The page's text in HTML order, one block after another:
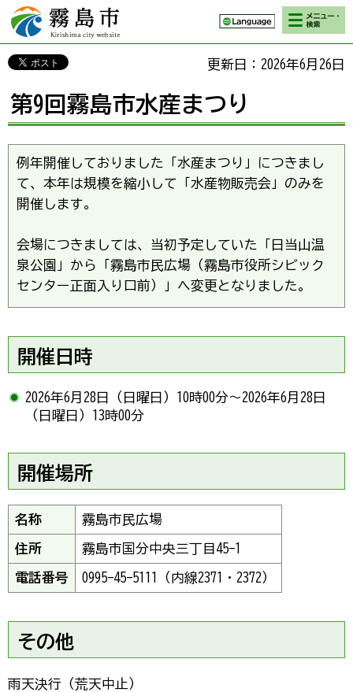
霧島市 Kirishima
city website
検索・メニ
ュー
更新日：2026年6月26日
第9回霧島市水産まつり
例年開催しておりました「水産まつり」につきまし
て、本年は規模を縮小して「水産物販売会」のみを
開催します。
会場につきましては、当初予定していた「日当山温
泉公園」から「霧島市民広場（霧島市役所シビック
センター正面入り口前）」へ変更となりました。
開催日時
2026年6月28日（日曜日）10時00分～2026年6月28日
（日曜日）13時00分
開催場所
名称 霧島市民広場
住所 霧島市国分中央三丁目45-1
電話番号 0995-45-5111（内線2371・2372）
その他
雨天決行（荒天中止）